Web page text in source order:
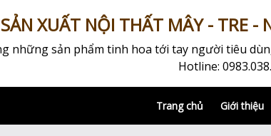
XUẤT NỘI THẤT MÂY - TRE -
những sản phẩm tinh hoa tới tay người tiêu
Hotline:
Trang chủ Giới thiệu